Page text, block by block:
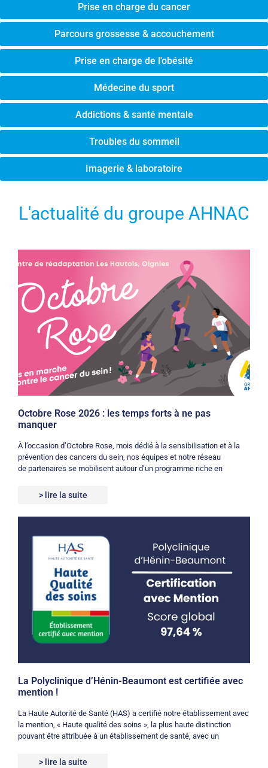
Prise en charge du cancer
Parcours grossesse & accouchement
Prise en charge de l'obésité
Médecine du sport
Addictions & santé mentale
Troubles du sommeil
Imagerie & laboratoire
L'actualité du groupe AHNAC
Octobre Rose 2026 : les temps forts à ne pas
manquer
À l’occasion d’Octobre Rose, mois dédié à la sensibilisation et à la
prévention des cancers du sein, nos équipes et notre réseau
de partenaires se mobilisent autour d’un programme riche en
> lire la suite
La Polyclinique d’Hénin-Beaumont est certifiée avec
mention !
La Haute Autorité de Santé (HAS) a certifié notre établissement avec
la mention, « Haute qualité des soins », la plus haute distinction
pouvant être attribuée à un établissement de santé, avec un
> lire la suite